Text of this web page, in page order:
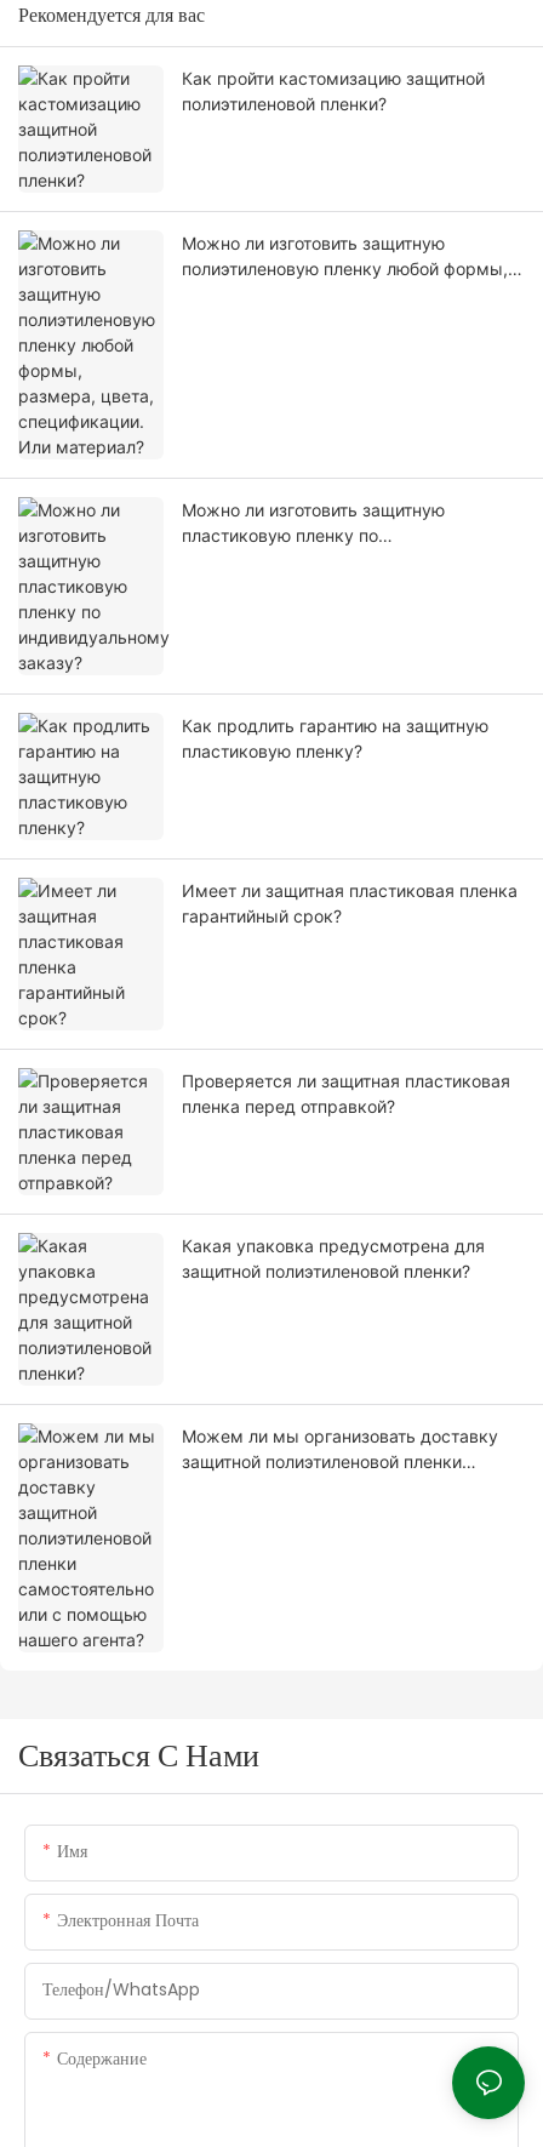
Рекомендуется для вас
Как пройти кастомизацию защитной
полиэтиленовой пленки?
Можно ли изготовить защитную
полиэтиленовую пленку любой формы,
Можно ли изготовить защитную
пластиковую пленку по
Как продлить гарантию на защитную
пластиковую пленку?
Имеет ли защитная пластиковая пленка
гарантийный срок?
Проверяется ли защитная пластиковая
пленка перед отправкой?
Какая упаковка предусмотрена для
защитной полиэтиленовой пленки?
Можем ли мы организовать доставку
защитной полиэтиленовой пленки
Связаться С Нами
Имя
Электронная Почта
Телефон/WhatsApp
Содержание